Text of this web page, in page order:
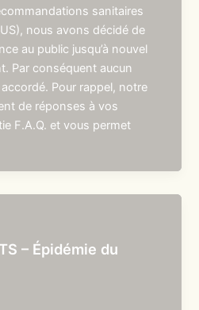
sanitaires
nous avons décidé de
au public jusqu’à nouvel
Par conséquent aucun
Pour rappel, notre
de réponses à vos
F.A.Q. et vous permet
– Épidémie du